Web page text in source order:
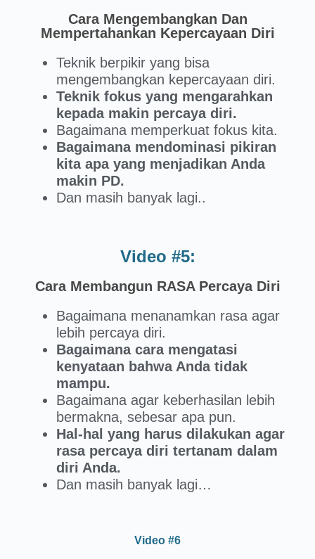
Cara Mengembangkan Dan
Mempertahankan Kepercayaan Diri
Teknik berpikir yang bisa
mengembangkan kepercayaan diri.
Teknik fokus yang mengarahkan
kepada makin percaya diri.
Bagaimana memperkuat fokus kita.
Bagaimana mendominasi pikiran
kita apa yang menjadikan Anda
makin PD.
Dan masih banyak lagi..
Video #5:
Cara Membangun RASA Percaya Diri
Bagaimana menanamkan rasa agar
lebih percaya diri.
Bagaimana cara mengatasi
kenyataan bahwa Anda tidak
mampu.
Bagaimana agar keberhasilan lebih
bermakna, sebesar apa pun.
Hal-hal yang harus dilakukan agar
rasa percaya diri tertanam dalam
diri Anda.
Dan masih banyak lagi…
Video #6